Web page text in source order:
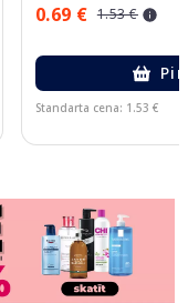
0.69 € 1.53 €
Standarta cena: 1.53 €